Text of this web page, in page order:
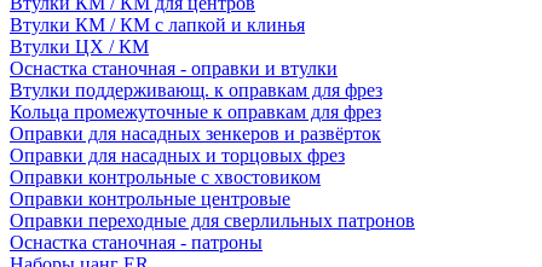
Втулки КМ / КМ с лапкой и клинья
Втулки ЦХ / КМ
Оснастка станочная - оправки и втулки
Втулки поддерживающ. к оправкам для фрез
Кольца промежуточные к оправкам для фрез
Оправки для насадных зенкеров и развёрток
Оправки для насадных и торцовых фрез
Оправки контрольные с хвостовиком
Оправки контрольные центровые
Оправки переходные для сверлильных патронов
Оснастка станочная - патроны